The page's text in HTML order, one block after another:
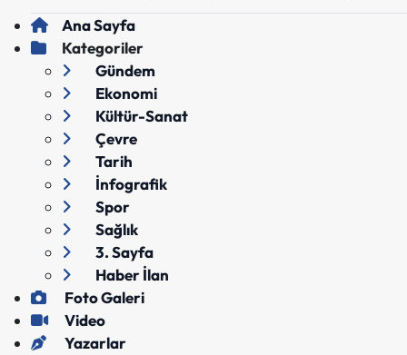
Ana Sayfa
Kategoriler
Gündem
Ekonomi
Kültür-Sanat
Çevre
Tarih
İnfografik
Spor
Sağlık
3. Sayfa
Haber İlan
Foto Galeri
Video
Yazarlar